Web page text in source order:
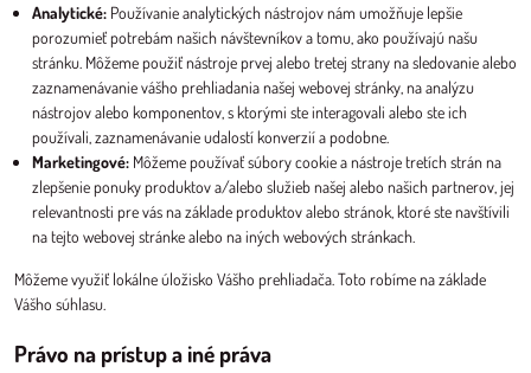
Analytické: Používanie analytických nástrojov nám umožňuje lepšie
porozumieť potrebám našich návštevníkov a tomu, ako používajú našu
stránku. Môžeme použiť nástroje prvej alebo tretej strany na sledovanie alebo
zaznamenávanie vášho prehliadania našej webovej stránky, na analýzu
nástrojov alebo komponentov, s ktorými ste interagovali alebo ste ich
používali, zaznamenávanie udalostí konverzií a podobne.
Marketingové: Môžeme používať súbory cookie a nástroje tretích strán na
zlepšenie ponuky produktov a/alebo služieb našej alebo našich partnerov, jej
relevantnosti pre vás na základe produktov alebo stránok, ktoré ste navštívili
na tejto webovej stránke alebo na iných webových stránkach.
Môžeme využiť lokálne úložisko Vášho prehliadača. Toto robíme na základe
Vášho súhlasu.
Právo na prístup a iné práva